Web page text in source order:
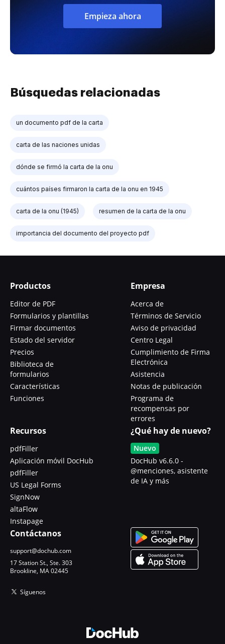
Empieza ahora
Búsquedas relacionadas
un documento pdf de la carta
carta de las naciones unidas
dónde se firmó la carta de la onu
cuántos países firmaron la carta de la onu en 1945
carta de la onu (1945) resumen de la carta de la onu
importancia del documento del proyecto pdf
Productos
Editor de PDF
Formularios y plantillas
Firmar documentos
Estado del servidor
Precios
Biblioteca de
formularios
Características
Funciones
Empresa
Acerca de
Términos de Servicio
Aviso de privacidad
Centro Legal
Cumplimiento de Firma
Electrónica
Asistencia
Notas de publicación
Programa de
recompensas por
errores
Recursos
pdfFiller
Aplicación móvil DocHub
pdfFiller
US Legal Forms
SignNow
altaFlow
Instapage
¿Qué hay de nuevo?
Nuevo
DocHub v6.6.0 -
@menciones, asistente
de IA y más
Contáctanos
support@dochub.com
17 Station St., Ste. 303
Brookline, MA 02445
Síguenos